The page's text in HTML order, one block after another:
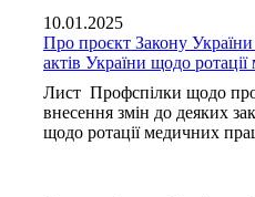
10.01.2025
Про проєкт Закону
актів України щодо
Лист Профспілки щодо
внесення змін до деяких
щодо ротації медичних